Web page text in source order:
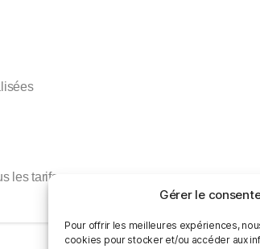
Gérer le
Pour offrir les meilleures expériences,
cookies pour stocker et/ou accéder aux
les tarifs